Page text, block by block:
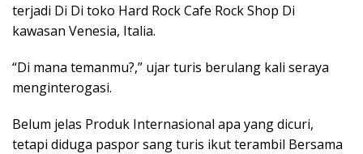
terjadi Di Di toko Hard Rock Cafe Rock Shop Di
kawasan Venesia, Italia.
“Di mana temanmu?,” ujar turis berulang kali seraya
menginterogasi.
Belum jelas Produk Internasional apa yang dicuri,
tetapi diduga paspor sang turis ikut terambil Bersama